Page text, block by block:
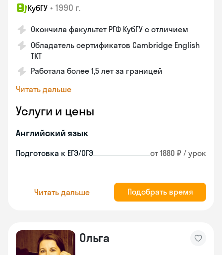
КубГУ • 1990 г.
Окончила факультет РГФ КубГУ с отличием
Обладатель сертификатов Cambridge English
TKT
Работала более 1,5 лет за границей
Читать дальше
Услуги и цены
Английский язык
Подготовка к ЕГЭ/ОГЭ от 1880 ₽ / урок
Читать дальше Подобрать время
Ольга